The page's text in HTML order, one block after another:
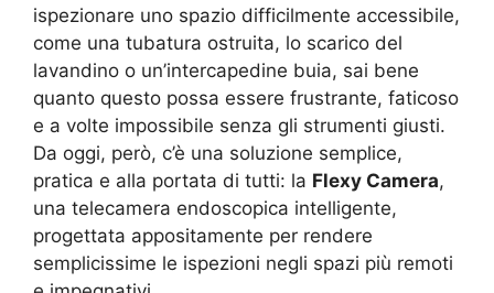
ispezionare uno spazio difficilmente accessibile,
come una tubatura ostruita, lo scarico del
lavandino o un’intercapedine buia, sai bene
quanto questo possa essere frustrante, faticoso
e a volte impossibile senza gli strumenti giusti.
Da oggi, però, c’è una soluzione semplice,
pratica e alla portata di tutti: la Flexy Camera,
una telecamera endoscopica intelligente,
progettata appositamente per rendere
semplicissime le ispezioni negli spazi più remoti